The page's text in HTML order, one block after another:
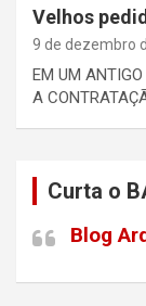
Velhos
9 de dezembro
EM UM ANTIGO
A
Curta o
Blog